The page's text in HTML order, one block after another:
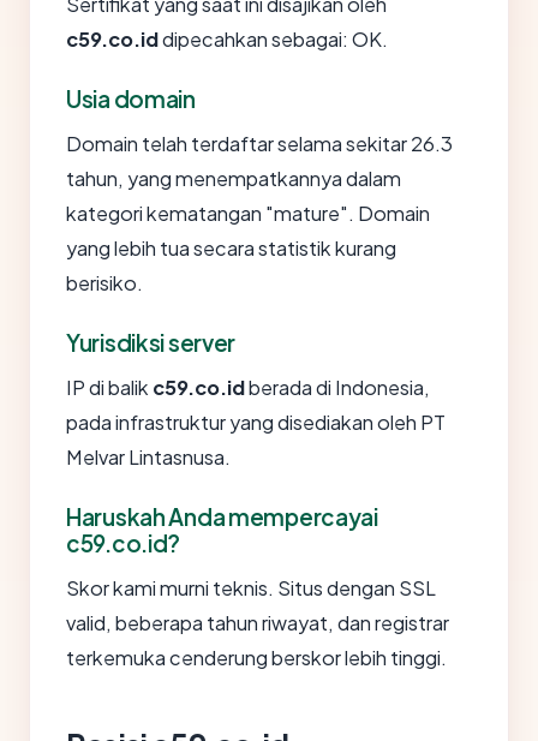
c59.co.iddipecahkan sebagai: OK.
Usia domain
Domain telah terdaftar selama sekitar 26.3
tahun, yang menempatkannya dalam
kategori kematangan "mature". Domain
yang lebih tua secara statistik kurang
berisiko.
Yurisdiksi server
IP di balik c59.co.idberada di Indonesia,
pada infrastruktur yang disediakan oleh PT
Melvar Lintasnusa.
Haruskah Anda mempercayai
c59.co.id?
Skor kami murni teknis. Situs dengan SSL
valid, beberapa tahun riwayat, dan registrar
terkemuka cenderung berskor lebih tinggi.